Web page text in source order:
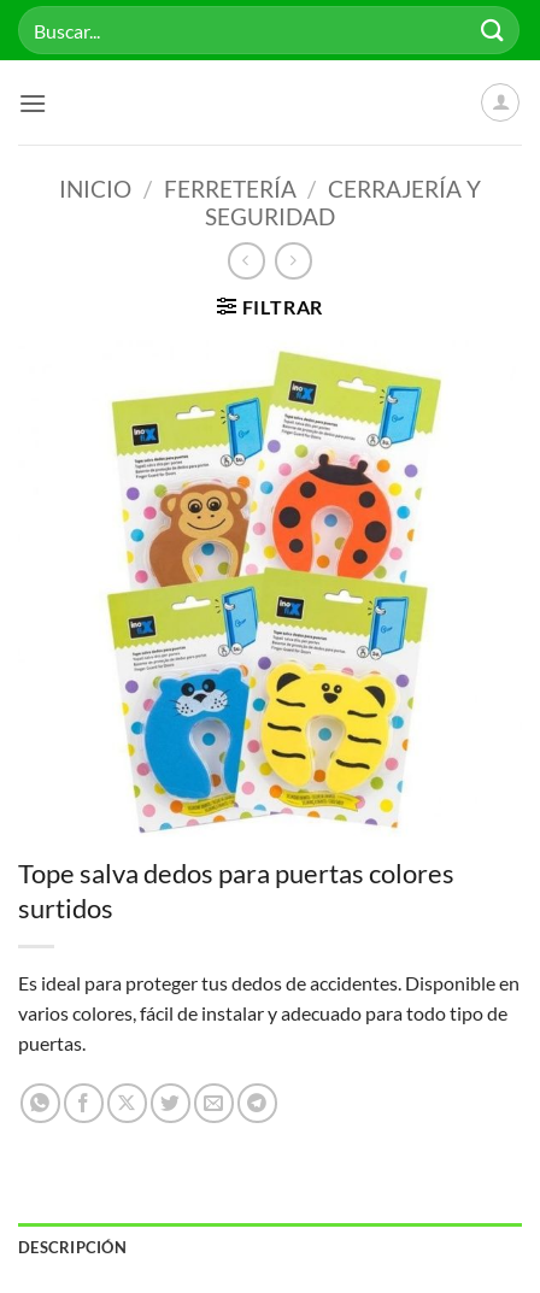
Saltar
Buscar
por:
INICIO / FERRETERÍA / CERRAJERÍA Y
SEGURIDAD
FILTRAR
Tope salva dedos para puertas colores
surtidos
Es ideal para proteger tus dedos de accidentes. Disponible en
varios colores, fácil de instalar y adecuado para todo tipo de
puertas.
DESCRIPCIÓN